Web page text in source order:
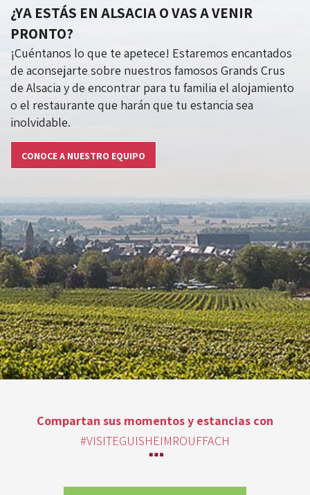
¿YA ESTÁS EN ALSACIA O VAS A VENIR
PRONTO?
¡Cuéntanos lo que te apetece! Estaremos encantados
de aconsejarte sobre nuestros famosos Grands Crus
de Alsacia y de encontrar para tu familia el alojamiento
o el restaurante que harán que tu estancia sea
inolvidable.
CONOCE A NUESTRO EQUIPO
Compartan sus momentos y estancias con
#VISITEGUISHEIMROUFFACH